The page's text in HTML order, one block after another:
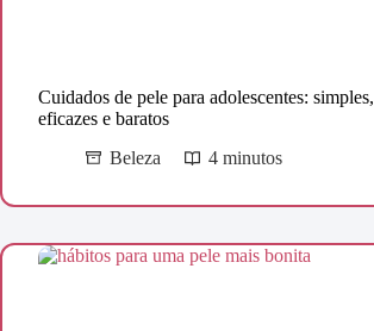
Cuidados de pele para adolescentes: simples,
eficazes e baratos
Beleza
4 minutos